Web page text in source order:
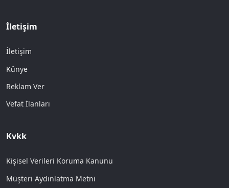
İletişim
İletişim
Künye
Reklam Ver
Vefat İlanları
Kvkk
Kişisel Verileri Koruma Kanunu
Müşteri Aydınlatma Metni